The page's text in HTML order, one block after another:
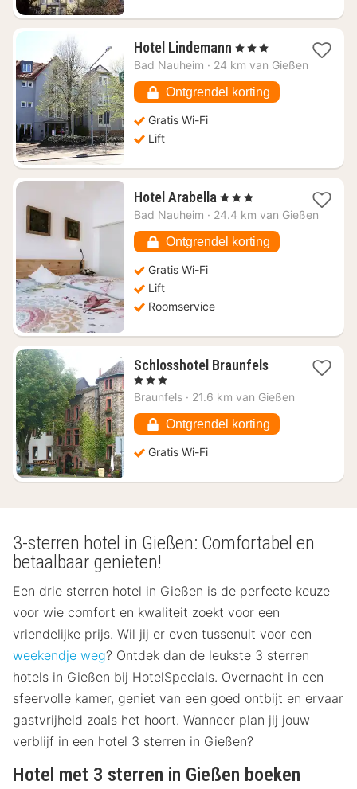
Hotel Lindemann 1
nacht
€
98,42
, 3 Sterren
Bad Nauheim · 24 km van Gießen
Ontgrendel korting
Gratis Wi-Fi
Lift
Hotel Arabella 1
nacht
€
130,62
, 3 Sterren
Bad Nauheim · 24.4 km van Gießen
Ontgrendel korting
Gratis Wi-Fi
Lift
Roomservice
Schlosshotel Braunfels1
vanaf
108,50
, 3 Sterren
Braunfels · 21.6 km van Gießen
Ontgrendel korting
Gratis Wi-Fi
3-sterren hotel in Gießen: Comfortabel en
betaalbaar genieten!
Een drie sterren hotel in Gießen is de perfecte keuze
voor wie comfort en kwaliteit zoekt voor een
vriendelijke prijs. Wil jij er even tussenuit voor een
weekendje weg? Ontdek dan de leukste 3 sterren
hotels in Gießen bij HotelSpecials. Overnacht in een
sfeervolle kamer, geniet van een goed ontbijt en ervaar
gastvrijheid zoals het hoort. Wanneer plan jij jouw
verblijf in een hotel 3 sterren in Gießen?
Hotel met 3 sterren in Gießen boeken